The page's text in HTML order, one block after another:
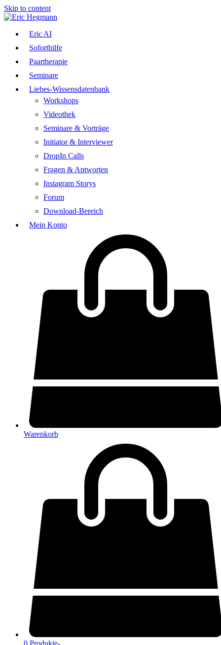
Skip to content
Eric AI
Soforthilfe
Paartherapie
Seminare
Liebes-Wissensdatenbank
Workshops
Videothek
Seminare & Vorträge
Initiator & Interviewer
DropIn Calls
Fragen & Antworten
Instagram Storys
Forum
Download-Bereich
Mein Konto
Warenkorb
0 Produkte-